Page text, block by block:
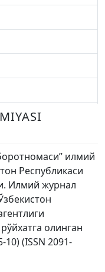
илмий
Республикаси
Илмий журнал
олинган
(ISSN 2091-